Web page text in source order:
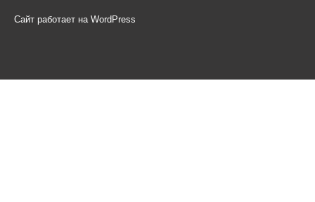
Сайт работает на WordPress